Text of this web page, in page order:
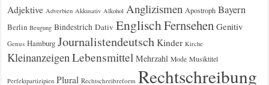
Adjektive Adverbien Akkusativ Alkohol Anglizismen Apostroph Bayern
Berlin Beugung Bindestrich Dativ EnglischFernsehen Genitiv
Genus Hamburg Journalistendeutsch Kinder Kirche
Kleinanzeigen Lebensmittel Mehrzahl Mode Musiktitel
Perfektpartizipien Plural Rechtschreibreform Rechtschreibung